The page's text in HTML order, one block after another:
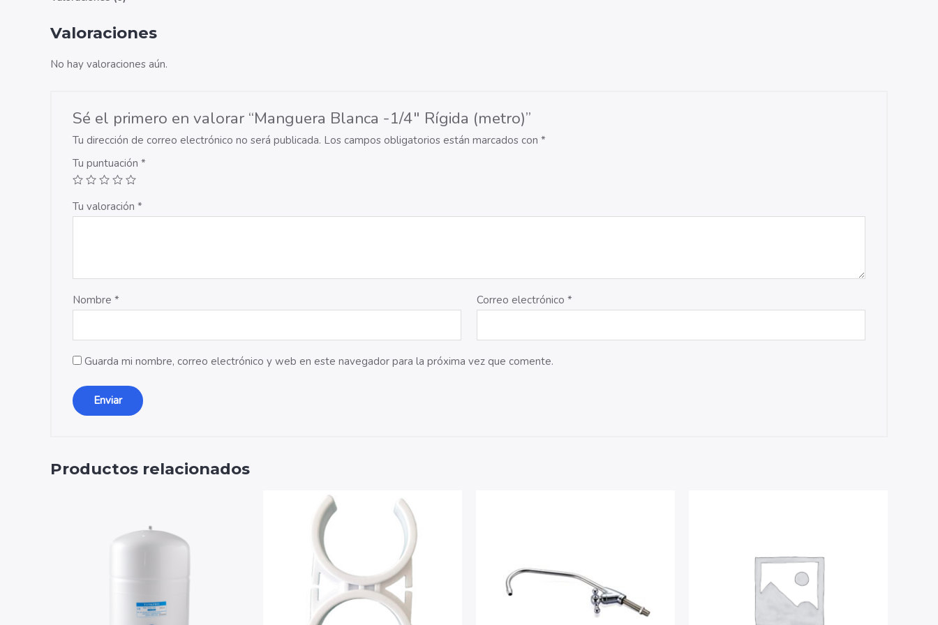
Valoraciones
No hay valoraciones aún.
Sé el primero en valorar “Manguera Blanca -1/4″ Rígida (metro)”
Tu dirección de correo electrónico no será publicada. Los campos obligatorios están marcados con *
Tu puntuación *
Tu valoración *
Nombre * Correo electrónico*
Guarda mi nombre, correo electrónico y web en este navegador para la próxima vez que comente.
Productos relacionados